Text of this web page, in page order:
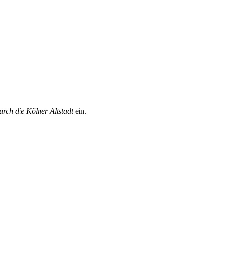
die Kölner Altstadtein.